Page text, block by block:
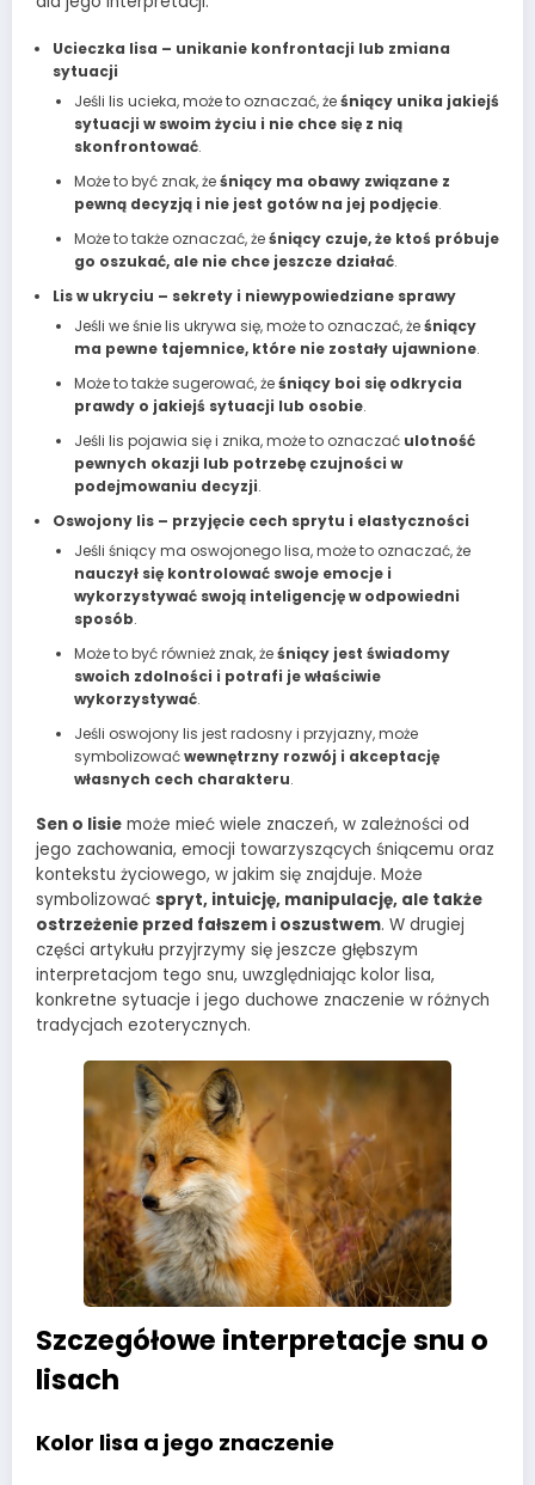
Ucieczka lisa – unikanie konfrontacji lub zmiana
sytuacji
Jeśli lis ucieka, może to oznaczać, żeśniący unika jakiejś
sytuacji w swoim życiu i nie chce się z nią
skonfrontować.
Może to być znak, żeśniący ma obawy związane z
pewną decyzją i nie jest gotów na jej podjęcie.
Może to także oznaczać, żeśniący czuje, że ktoś próbuje
go oszukać, ale nie chce jeszcze działać.
Lis w ukryciu – sekrety i niewypowiedziane sprawy
Jeśli we śnie lis ukrywa się, może to oznaczać, żeśniący
ma pewne tajemnice, które nie zostały ujawnione.
Może to także sugerować, żeśniący boi się odkrycia
prawdy o jakiejś sytuacji lub osobie.
Jeśli lis pojawia się i znika, może to oznaczać ulotność
pewnych okazji lub potrzebę czujności w
podejmowaniu decyzji.
Oswojony lis – przyjęcie cech sprytu i elastyczności
Jeśli śniący ma oswojonego lisa, może to oznaczać, że
nauczył się kontrolować swoje emocje i
wykorzystywać swoją inteligencję w odpowiedni
sposób.
Może to być również znak, żeśniący jest świadomy
swoich zdolności i potrafi je właściwie
wykorzystywać.
Jeśli oswojony lis jest radosny i przyjazny, może
symbolizowaćwewnętrzny rozwój i akceptację
własnych cech charakteru.
Sen o lisie może mieć wiele znaczeń, w zależności od
jego zachowania, emocji towarzyszących śniącemu oraz
kontekstu życiowego, w jakim się znajduje. Może
symbolizować spryt, intuicję, manipulację, ale także
ostrzeżenie przed fałszem i oszustwem. W drugiej
części artykułu przyjrzymy się jeszcze głębszym
interpretacjom tego snu, uwzględniając kolor lisa,
konkretne sytuacje i jego duchowe znaczenie w różnych
tradycjach ezoterycznych.
Szczegółowe interpretacje snu o
lisach
Kolor lisa a jego znaczenie